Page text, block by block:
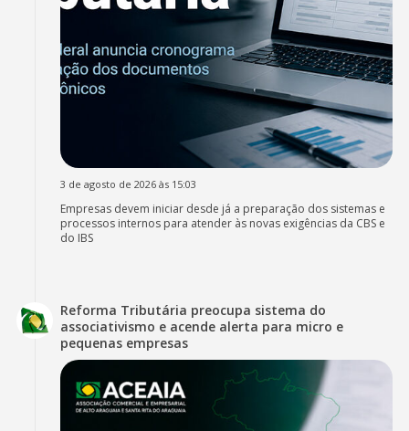
3 de agosto de 2026 às 15:03
Empresas devem iniciar desde já a preparação dos sistemas e
processos internos para atender às novas exigências da CBS e
do IBS
Reforma Tributária preocupa sistema do
associativismo e acende alerta para micro e
pequenas empresas